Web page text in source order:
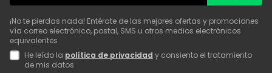
¡No te pierdas nada! Entérate de las mejores ofertas y promociones
vía correo electrónico, postal, SMS u otros medios electrónicos
equivalentes
He leído la política de privacidad y consiento el tratamiento
de mis datos